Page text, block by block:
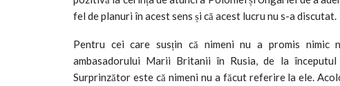
fel de planuri în acest sens și că acest lucru nu s-a discutat.
Pentru cei care susțin că nimeni nu a promis nimic
ambasadorului Marii Britanii în Rusia, de la
Surprinzător este că nimeni nu a făcut referire la ele.